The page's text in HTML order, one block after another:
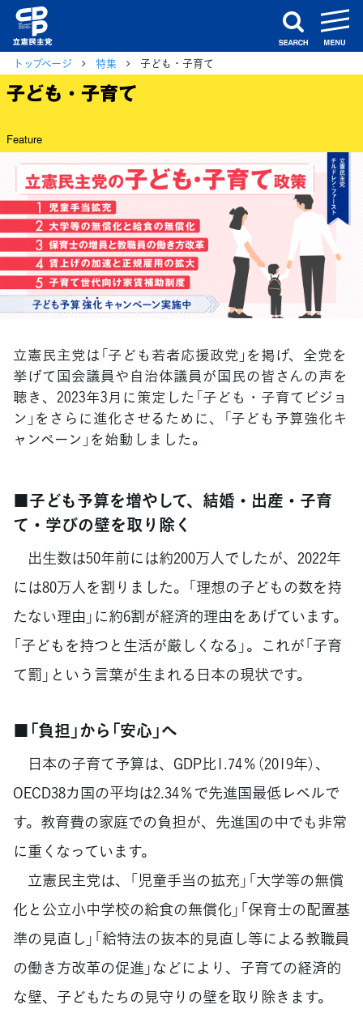
search
トップページ 特集 子ども・子育て
子ども・子育て
Feature
立憲民主党は「子ども若者応援政党」を掲げ、全党を
挙げて国会議員や自治体議員が国民の皆さんの声を
聴き、2023年3月に策定した「子ども・子育てビジョ
ン」をさらに進化させるために、「子ども予算強化キ
ャンペーン」を始動しました。
■子ども予算を増やして、結婚・出産・子育
て・学びの壁を取り除く
出生数は50年前には約200万人でしたが、2022年
には80万人を割りました。「理想の子どもの数を持
たない理由」に約6割が経済的理由をあげています。
「子どもを持つと生活が厳しくなる」。これが「子育
て罰」という言葉が生まれる日本の現状です。
■「負担」から「安心」へ
日本の子育て予算は、GDP比1.74％（2019年）、
OECD38カ国の平均は2.34％で先進国最低レベルで
す。教育費の家庭での負担が、先進国の中でも非常
に重くなっています。
立憲民主党は、「児童手当の拡充」「大学等の無償
化と公立小中学校の給食の無償化」「保育士の配置基
準の見直し」「給特法の抜本的見直し等による教職員
の働き方改革の促進」などにより、子育ての経済的
な壁、子どもたちの見守りの壁を取り除きます。